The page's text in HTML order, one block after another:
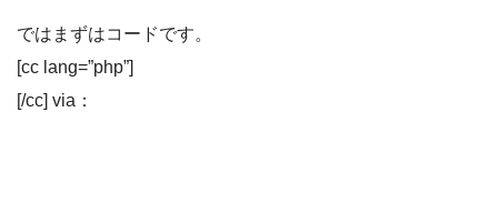
ではまずはコードです。
[cc lang=”php”]
[/cc] via：